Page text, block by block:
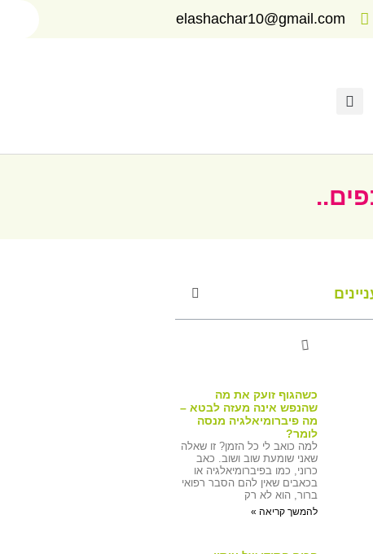
elashachar10@gmail.com
כשהגוף זועק את מה
שהנפש אינה מעזה לבטא –
מה פיברומיאלגיה מנסה
לומר?
למה כואב לי כל הזמן? זו שאלה
שאני שומעת שוב ושוב. כאב
כרוני, כמו בפיברומיאלגיה או
בכאבים שאין להם הסבר רפואי
ברור, הוא לא רק
להמשך קריאה »